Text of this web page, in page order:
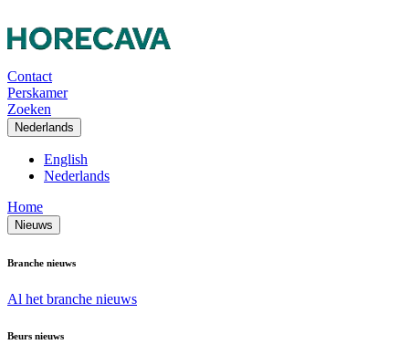
Contact
Perskamer
Zoeken
Nederlands
English
Nederlands
Home
Nieuws
Branche nieuws
Al het branche nieuws
Beurs nieuws